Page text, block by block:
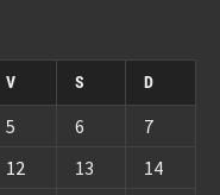
V S D
5 6
7
12 13 14